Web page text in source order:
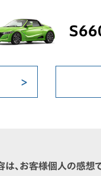
は、お客様個人の感想で